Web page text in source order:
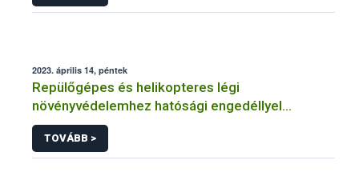
2023. április 14, péntek
Repülőgépes és helikopteres légi
növényvédelemhez hatósági engedéllyel
rendelkező szervezetek
TOVÁBB >